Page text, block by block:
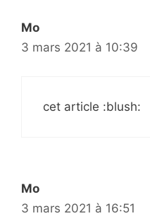
Mo
3 mars 2021 à 10:39
cet article :blush:
Mo
3 mars 2021 à 16:51